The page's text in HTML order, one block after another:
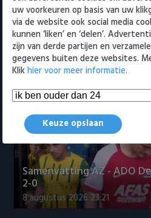
Fenerbahçe biedt ruim 20
op Feyenoord-spits Ueda
8 augustus 2026 23:52
Samenvattingen
Samenvatting AZ - ADO
2-0
8 augustus 2026 23:21
uw voorkeuren op basis van uw
via de website ook social media
kunnen ‘liken’ en ‘delen’.
zijn van derde partijen en
gegevens buiten deze websites.
Klikhier voor meer informatie.
Keuze opslaan